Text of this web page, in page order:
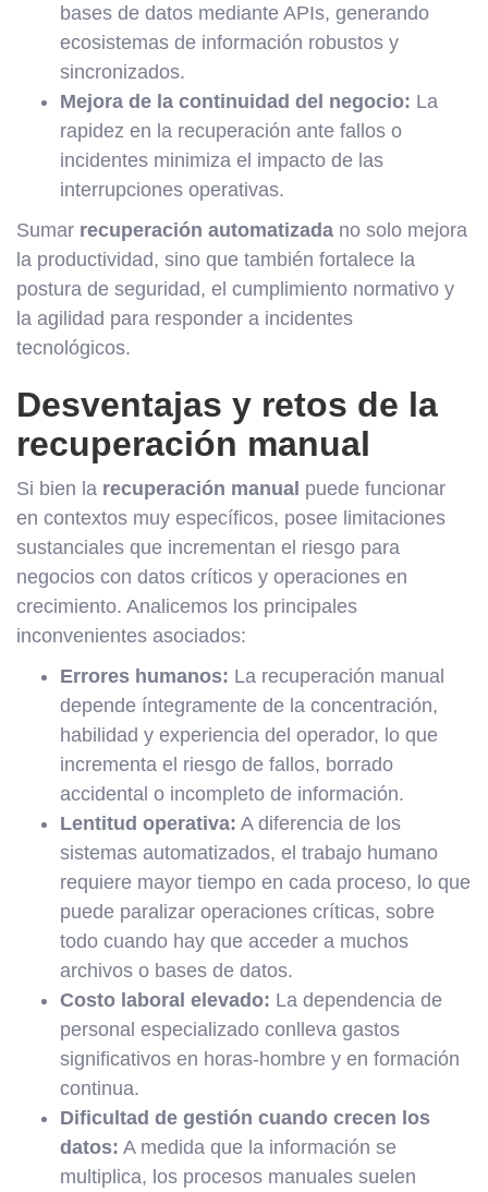
bases de datos mediante APIs, generando
ecosistemas de información robustos y
sincronizados.
Mejora de la continuidad del negocio: La
rapidez en la recuperación ante fallos o
incidentes minimiza el impacto de las
interrupciones operativas.
Sumar recuperación automatizada no solo mejora
la productividad, sino que también fortalece la
postura de seguridad, el cumplimiento normativo y
la agilidad para responder a incidentes
tecnológicos.
Desventajas y retos de la
recuperación manual
Si bien la recuperación manual puede funcionar
en contextos muy específicos, posee limitaciones
sustanciales que incrementan el riesgo para
negocios con datos críticos y operaciones en
crecimiento. Analicemos los principales
inconvenientes asociados:
Errores humanos: La recuperación manual
depende íntegramente de la concentración,
habilidad y experiencia del operador, lo que
incrementa el riesgo de fallos, borrado
accidental o incompleto de información.
Lentitud operativa: A diferencia de los
sistemas automatizados, el trabajo humano
requiere mayor tiempo en cada proceso, lo que
puede paralizar operaciones críticas, sobre
todo cuando hay que acceder a muchos
archivos o bases de datos.
Costo laboral elevado: La dependencia de
personal especializado conlleva gastos
significativos en horas-hombre y en formación
continua.
Dificultad de gestión cuando crecen los
datos: A medida que la información se
multiplica, los procesos manuales suelen